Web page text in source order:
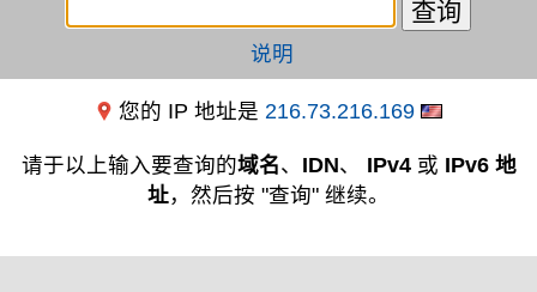
说明
您的 IP 地址是 216.73.216.169
请于以上输入要查询的域名、 IDN、 IPv4或 IPv6 地
址，然后按 "查询" 继续。